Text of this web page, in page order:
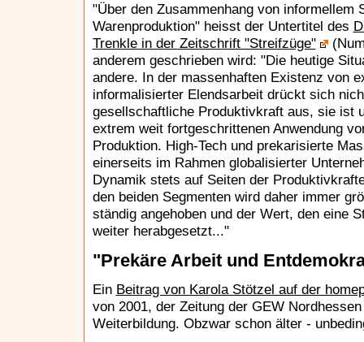
"Über den Zusammenhang von informellem
Warenproduktion" heisst der Untertitel des
Trenkle in der Zeitschrift "Streifzüge"
anderem geschrieben wird: "Die heutige
andere. In der massenhaften Existenz von
informalisierter Elendsarbeit drückt sich
gesellschaftliche Produktivkraft aus, sie ist
extrem weit fortgeschrittenen Anwendung
Produktion. High-Tech und prekarisierte
einerseits im Rahmen globalisierter
Dynamik stets auf Seiten der
den beiden Segmenten wird daher immer
ständig angehoben und der Wert, den eine
weiter herabgesetzt..."
"Prekäre Arbeit und
Ein Beitrag von Karola Stötzel auf der
von 2001, der Zeitung der GEW
Weiterbildung. Obzwar schon älter -